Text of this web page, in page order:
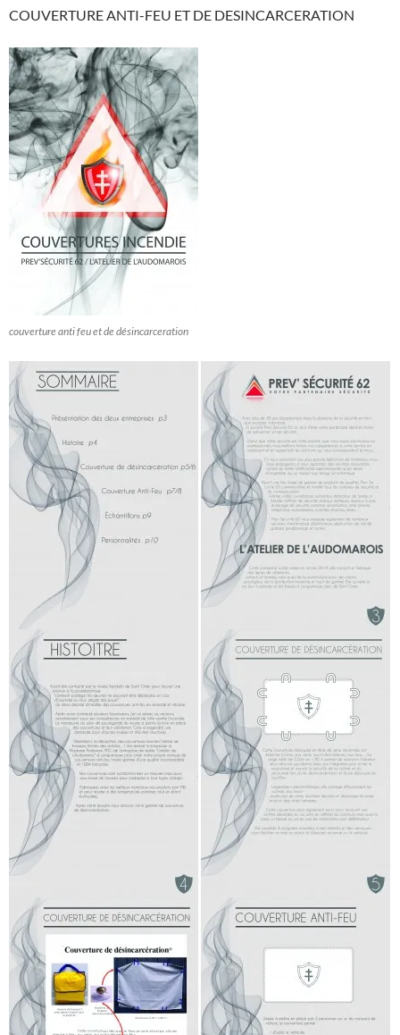
COUVERTURE ANTI-FEU ET DE DESINCARCERATION
couverture anti feu et de désincarceration